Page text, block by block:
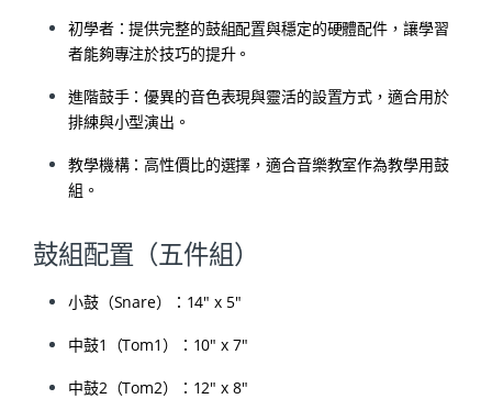
初學者：提供完整的鼓組配置與穩定的硬體配件，讓學習
者能夠專注於技巧的提升。
進階鼓手：優異的音色表現與靈活的設置方式，適合用於
排練與小型演出。
教學機構：高性價比的選擇，適合音樂教室作為教學用鼓
組。
鼓組配置（五件組）
小鼓（Snare）：14″ x 5″
中鼓1（Tom1）：10″ x 7″
中鼓2（Tom2）：12″ x 8″